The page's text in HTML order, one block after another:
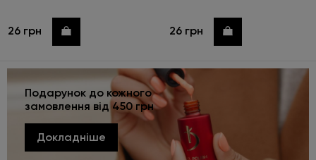
26 грн Купити 26 грн Купити
Подарунок до кожного
замовлення від 450 грн
Докладніше